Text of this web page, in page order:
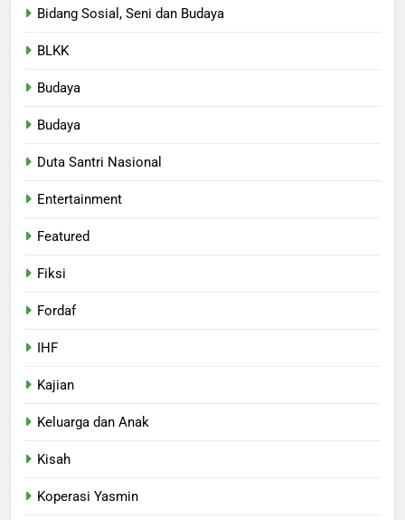
Bidang Sosial, Seni dan Budaya
BLKK
Budaya
Budaya
Duta Santri Nasional
Entertainment
Featured
Fiksi
Fordaf
IHF
Kajian
Keluarga dan Anak
Kisah
Koperasi Yasmin